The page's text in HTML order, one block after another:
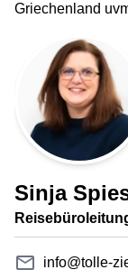
Griechenland
Sinja
info@tolle-